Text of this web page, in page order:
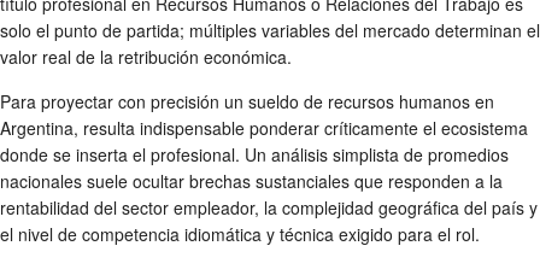
solo el punto de partida; múltiples variables del mercado determinan el
valor real de la retribución económica.
Para proyectar con precisión un sueldo de recursos humanos en
Argentina, resulta indispensable ponderar críticamente el ecosistema
donde se inserta el profesional. Un análisis simplista de promedios
nacionales suele ocultar brechas sustanciales que responden a la
rentabilidad del sector empleador, la complejidad geográfica del país y
el nivel de competencia idiomática y técnica exigido para el rol.